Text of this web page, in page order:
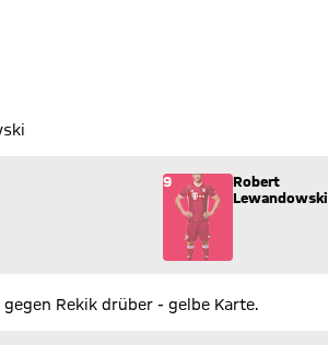
Lewandowski (9) ins Spiel.
9
Robert
Lewandowski
Rekik drüber - gelbe Karte.